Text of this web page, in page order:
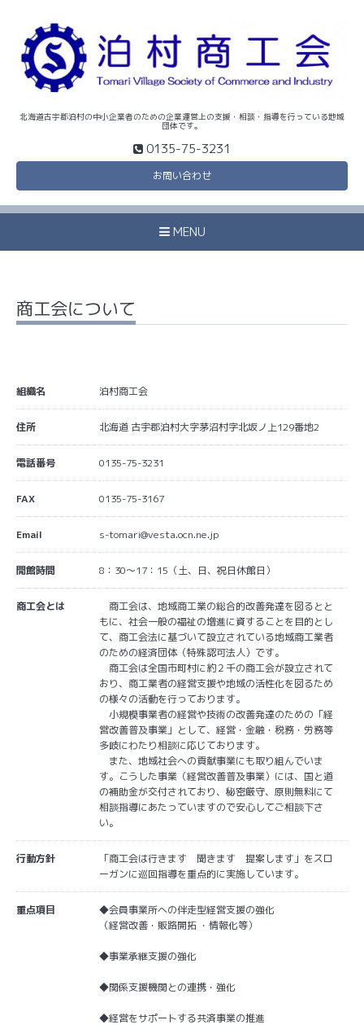
北海道古宇郡泊村の中小企業者のための企業運営上の支援・相談・指導を行っている地域
団体です。
0135-75-3231
お問い合わせ
MENU
商工会について
組織名 泊村商工会
住所 北海道 古宇郡泊村大字茅沼村字北坂ノ上129番地2
電話番号 0135-75-3231
FAX 0135-75-3167
Email s-tomari@vesta.ocn.ne.jp
開館時間 8：30～17：15（土、日、祝日休館日）
商工会とは
商工会は、地域商工業の総合的改善発達を図るとと
もに、社会一般の福祉の増進に資することを目的とし
て、商工会法に基づいて設立されている地域商工業者
のための経済団体（特殊認可法人）です。
商工会は全国市町村に約２千の商工会が設立されて
おり、商工業者の経営支援や地域の活性化を図るため
の様々の活動を行っております。
小規模事業者の経営や技術の改善発達のための「経
営改善普及事業」として、経営・金融・税務・労務等
多岐にわたり相談に応じております。
また、地域社会への貢献事業にも取り組んでいま
す。こうした事業（経営改善普及事業）には、国と道
の補助金が交付されており、秘密厳守、原則無料にて
相談指導にあたっていますので安心してご相談下さ
い。
行動方針
「商工会は行きます 聞きます 提案します」をスロ
ーガンに巡回指導を重点的に実施しています。
重点項目
◆会員事業所への伴走型経営支援の強化
（経営改善・販路開拓 ・情報化等）
◆事業承継支援の強化
◆関係支援機関との連携・強化
◆経営をサポートする共済事業の推進